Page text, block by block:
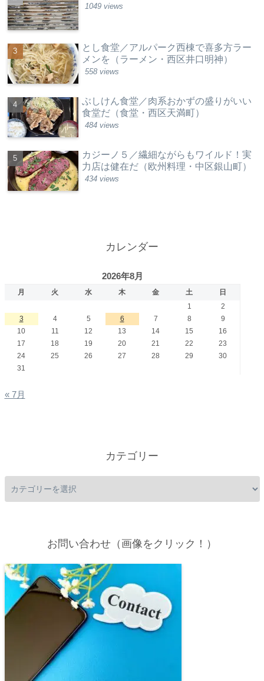
1049 views
とし食堂／アルパーク西棟で喜多方ラー
メンを（ラーメン・西区井口明神）
558 views
ぶしけん食堂／肉系おかずの盛りがいい
食堂だ（食堂・西区天満町）
484 views
カジーノ５／繊細ながらもワイルド！実
力店は健在だ（欧州料理・中区銀山町）
434 views
カレンダー
2026年8月
月 火 水 木 金 土
日
1
2
3
4 5 6 7 8
9
10
11 12 13 14 15
16
17
18 19 20 21 22
23
24
25 26 27 28 29
30
31
« 7月
カテゴリー
お問い合わせ（画像をクリック！）